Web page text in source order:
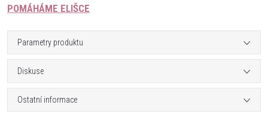
POMÁHÁME ELIŠCE
Parametry produktu
Diskuse
Ostatní informace